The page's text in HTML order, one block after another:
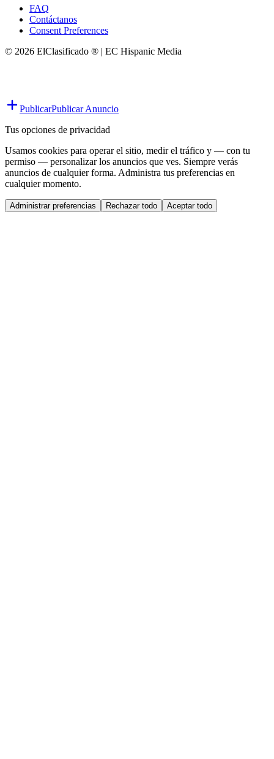
FAQ
Contáctanos
Consent Preferences
© 2026 ElClasificado ® | EC Hispanic Media
PublicarPublicar Anuncio
Tus opciones de privacidad
Usamos cookies para operar el sitio, medir el tráfico y — con tu
permiso — personalizar los anuncios que ves. Siempre verás
anuncios de cualquier forma. Administra tus preferencias en
cualquier momento.
Administrar preferencias Rechazar todo Aceptar todo